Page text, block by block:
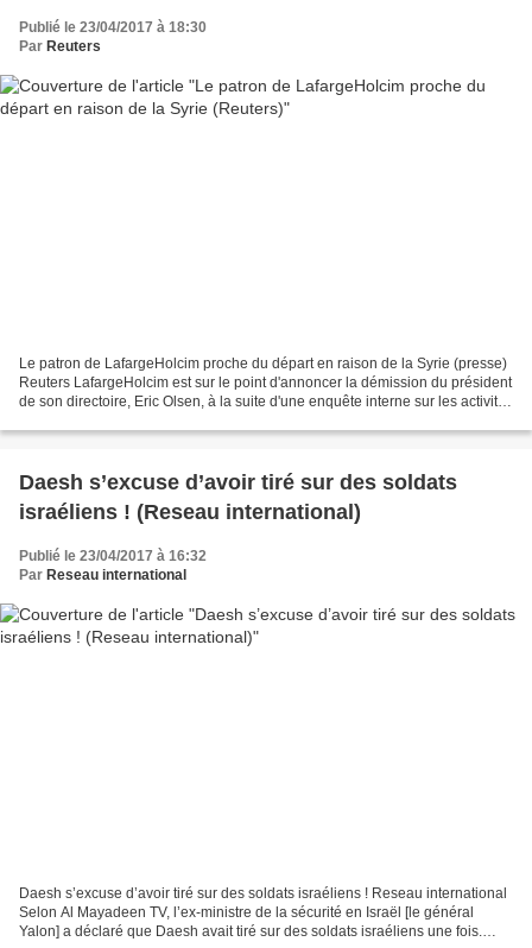
Publié le 23/04/2017 à 18:30
Par Reuters
Le patron de LafargeHolcim proche du départ en raison de la Syrie (presse)
Reuters LafargeHolcim est sur le point d'annoncer la démission du président
de son directoire, Eric Olsen, à la suite d'une enquête interne sur les activités
Daesh s’excuse d’avoir tiré sur des soldats
israéliens ! (Reseau international)
Publié le 23/04/2017 à 16:32
Par Reseau international
Daesh s’excuse d’avoir tiré sur des soldats israéliens ! Reseau international
Selon Al Mayadeen TV, l’ex-ministre de la sécurité en Israël [le général
Yalon] a déclaré que Daesh avait tiré sur des soldats israéliens une fois.